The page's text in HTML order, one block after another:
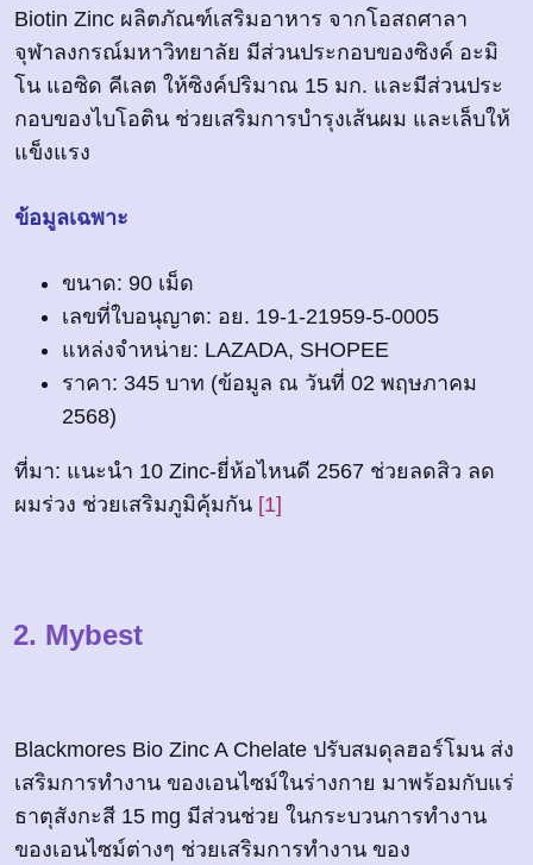
Biotin Zinc ผลิตภัณฑ์เสริมอาหาร จากโอสถศาลา
จุฬาลงกรณ์มหาวิทยาลัย มีส่วนประกอบของซิงค์ อะมิ
โน แอซิด คีเลต ให้ซิงค์ปริมาณ 15 มก. และมีส่วนประ
กอบของไบโอติน ช่วยเสริมการบำรุงเส้นผม และเล็บให้
แข็งแรง
ข้อมูลเฉพาะ
ขนาด: 90 เม็ด
เลขที่ใบอนุญาต: อย. 19-1-21959-5-0005
แหล่งจำหน่าย: LAZADA, SHOPEE
ราคา: 345 บาท (ข้อมูล ณ วันที่ 02 พฤษภาคม
2568)
ที่มา: แนะนำ 10 Zinc-ยี่ห้อไหนดี 2567 ช่วยลดสิว ลด
ผมร่วง ช่วยเสริมภูมิคุ้มกัน [1]
2. Mybest
Blackmores Bio Zinc A Chelate ปรับสมดุลฮอร์โมน ส่ง
เสริมการทำงาน ของเอนไซม์ในร่างกาย มาพร้อมกับแร่
ธาตุสังกะสี 15 mg มีส่วนช่วย ในกระบวนการทำงาน
ของเอนไซม์ต่างๆ ช่วยเสริมการทำงาน ของ